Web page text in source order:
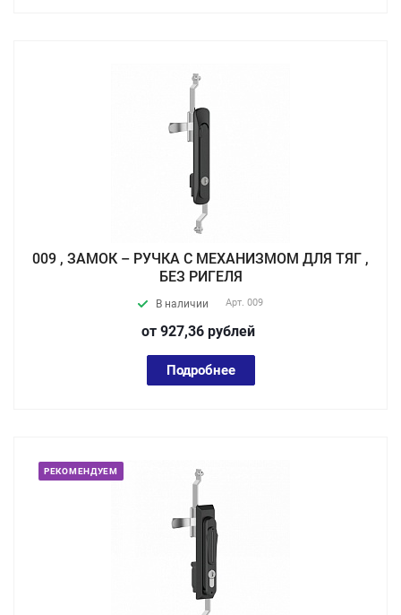
009 , ЗАМОК – РУЧКА С МЕХАНИЗМОМ ДЛЯ ТЯГ ,
БЕЗ РИГЕЛЯ
В наличии Арт. 009
от 927,36 рублей
Подробнее
РЕКОМЕНДУЕМ